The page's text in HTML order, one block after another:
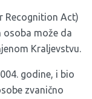
Recognition Act)
osoba može da
Kraljevstvu.
godine, i bio
zvanično